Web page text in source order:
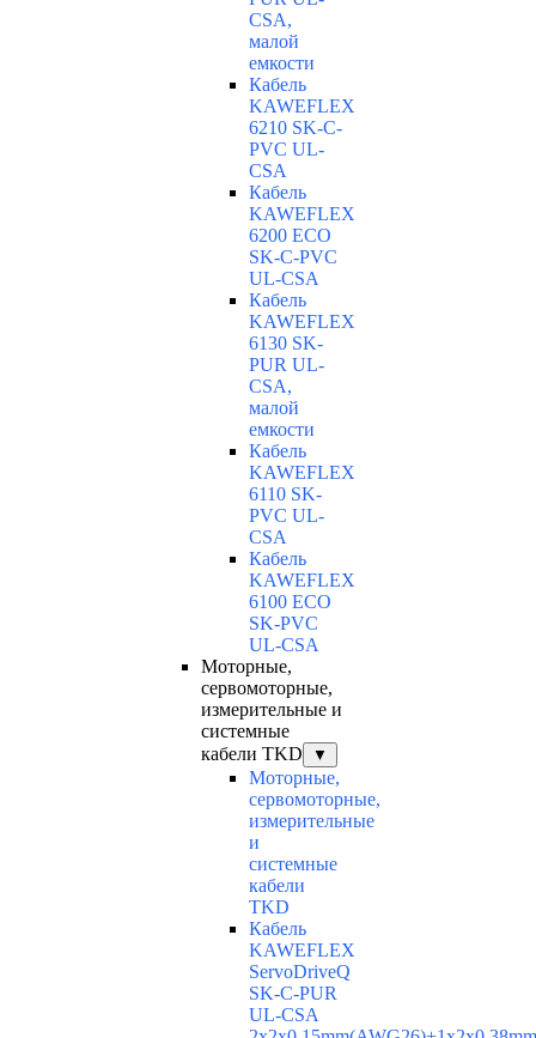
CSA,
малой
емкости
Кабель
KAWEFLEX
6210 SK-C-
PVC UL-
CSA
Кабель
KAWEFLEX
6200 ECO
SK-C-PVC
UL-CSA
Кабель
KAWEFLEX
6130 SK-
PUR UL-
CSA,
малой
емкости
Кабель
KAWEFLEX
6110 SK-
PVC UL-
CSA
Кабель
KAWEFLEX
6100 ECO
SK-PVC
UL-CSA
Моторные,
сервомоторные,
измерительные и
системные
кабели TKD
▼
Моторные,
сервомоторные,
измерительные
и
системные
кабели
TKD
Кабель
KAWEFLEX
ServoDriveQ
SK-C-PUR
UL-CSA